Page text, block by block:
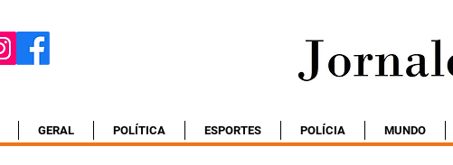
GERAL POLÍTICA ESPORTES POLÍCIA MUNDO